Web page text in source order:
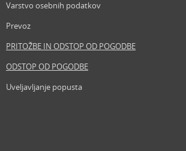
Varstvo osebnih podatkov
Prevoz
PRITOŽBE IN ODSTOP OD POGODBE
ODSTOP OD POGODBE
Uveljavljanje popusta